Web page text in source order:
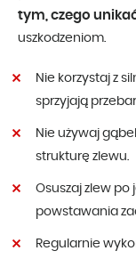
tym, czego
uszkodzeniom.
Nie korzystaj z
sprzyjają
Nie używaj
strukturę zlewu.
Osuszaj zlew
powstawania
Regularnie